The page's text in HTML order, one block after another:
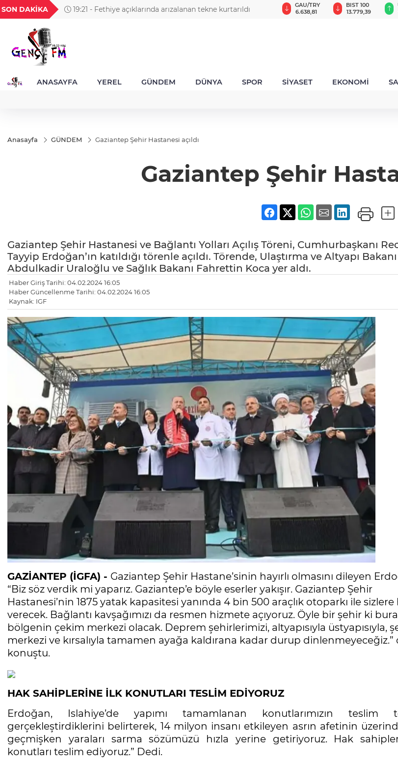
SON DAKİKA
19:21 - Orman yangınlarında soruşturma sürüyor.. 34
18,2810
TND
16,2900
27,9743
VND
0,0018
GAU/TRY
6.638,81
BIST 100
13.779,39
USD
47,7134
ANASAYFA YEREL GÜNDEM DÜNYA SPOR SİYASET EKONOMİ
Anasayfa GÜNDEM Gaziantep Şehir Hastanesi açıldı
Gaziantep Şehir
Gaziantep Şehir Hastanesi ve Bağlantı Yolları Açılış Töreni, Cumhurbaşkanı
Tayyip Erdoğan’ın katıldığı törenle açıldı. Törende, Ulaştırma ve Altyapı Bakanı
Abdulkadir Uraloğlu ve Sağlık Bakanı Fahrettin Koca yer aldı.
Haber Giriş Tarihi: 04.02.2024 16:05
Haber Güncellenme Tarihi: 04.02.2024 16:05
Kaynak: IGF
GAZİANTEP (İGFA) - Gaziantep Şehir Hastane’sinin hayırlı olmasını dileyen
“Biz söz verdik mi yaparız. Gaziantep’e böyle eserler yakışır. Gaziantep Şehir
Hastanesi’nin 1875 yatak kapasitesi yanında 4 bin 500 araçlık otoparkı ile
verecek. Bağlantı kavşağımızı da resmen hizmete açıyoruz. Öyle bir şehir ki
bölgenin çekim merkezi olacak. Deprem şehirlerimizi, altyapısıyla üstyapısıyla,
merkezi ve kırsalıyla tamamen ayağa kaldırana kadar durup dinlenmeyeceğiz.”
konuştu.
HAK SAHİPLERİNE İLK KONUTLARI TESLİM EDİYORUZ
Erdoğan, Islahiye’de yapımı tamamlanan konutlarımızın teslim
gerçekleştirdiklerini belirterek, 14 milyon insanı etkileyen asrın afetinin
geçmişken yaraları sarma sözümüzü hızla yerine getiriyoruz. Hak
konutları teslim ediyoruz.” Dedi.